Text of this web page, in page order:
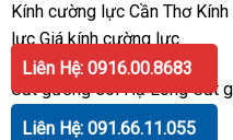
Kính cường lực Cần Thơ
lựcGiá kính cường lực
Cắt gương soi Hạ LongCắt
Gương treo tường
Liên Hệ: 0916.00.8683
Liên Hệ: 091.66.11.055